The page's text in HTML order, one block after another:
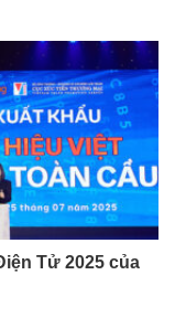
Tử 2025 của